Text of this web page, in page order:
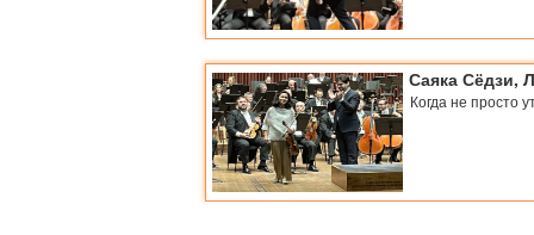
Саяка Сёдзи,
Когда не просто